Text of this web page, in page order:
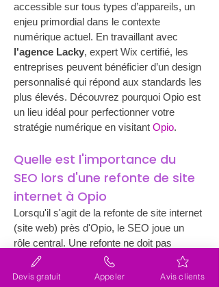
accessible sur tous types d’appareils, un
enjeu primordial dans le contexte
numérique actuel. En travaillant avec
l'agence Lacky, expert Wix certifié, les
entreprises peuvent bénéficier d’un design
personnalisé qui répond aux standards les
plus élevés. Découvrez pourquoi Opio est
un lieu idéal pour perfectionner votre
stratégie numérique en visitant Opio.
Quelle est l'importance du
SEO lors d'une refonte de site
internet à Opio
Lorsqu'il s'agit de la refonte de site internet
(site web) près d'Opio, le SEO joue un
rôle central. Une refonte ne doit pas
seulement se concentrer sur l'apparence
visuelle, mais aussi sur le contenu et la
Devis gratuit Appeler Avis clients